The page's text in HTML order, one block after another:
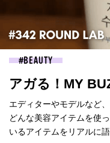
BEAUTY
アガる！MY
エディターやモデルなど
どんな美容アイテムを使
いるアイテムをリアルに